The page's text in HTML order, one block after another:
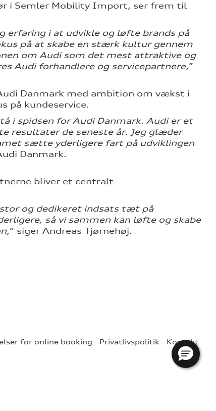
i Semler Mobility Import, ser frem til
i at udvikle og løfte brands på
på at skabe en stærk kultur gennem
om Audi som det mest attraktive og
Audi forhandlere og servicepartnere,”
Danmark med ambition om vækst i
på kundeservice.
i spidsen for Audi Danmark. Audi er et
resultater de seneste år. Jeg glæder
sætte yderligere fart på udviklingen
Danmark.
bliver et centralt
stor og dedikeret indsats tæt på
så vi sammen kan løfte og skabe
” siger Andreas Tjørnehøj.
for online booking Privatlivspolitik Kontakt